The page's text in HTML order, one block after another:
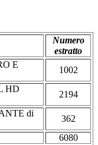
Numero
estratto
E
1002
HD
2194
di
362
6080